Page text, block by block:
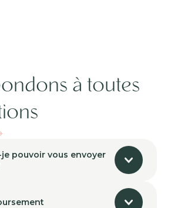
à toutes
pouvoir vous envoyer